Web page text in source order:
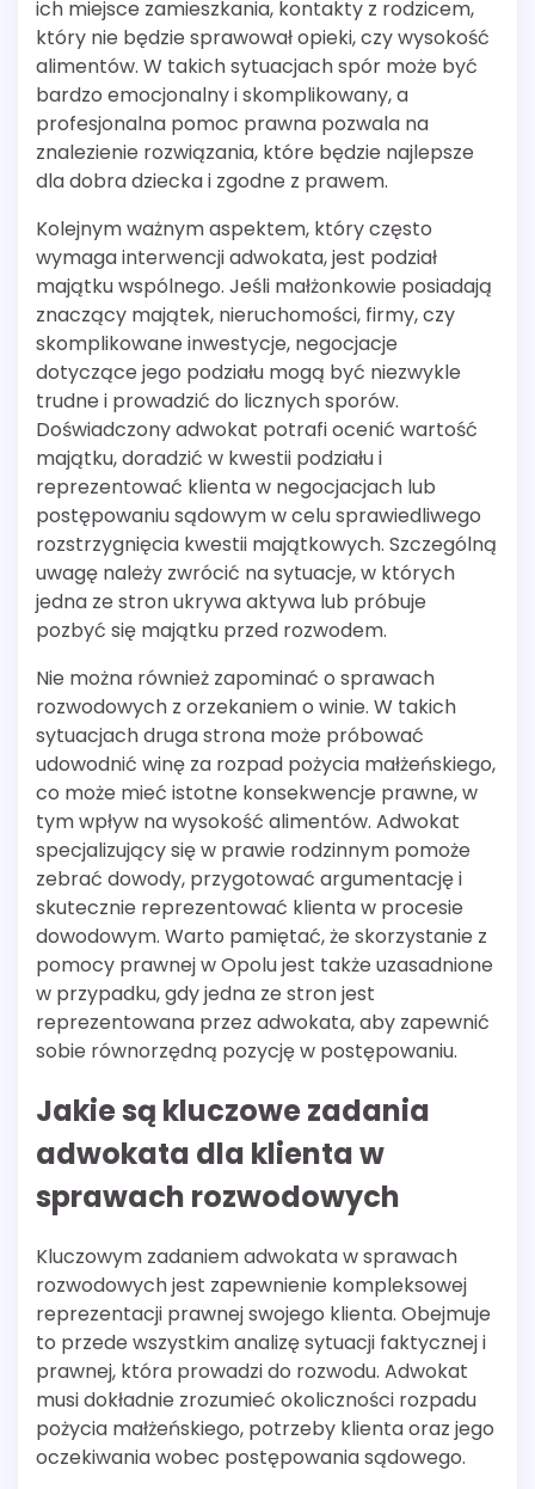
ich miejsce zamieszkania, kontakty z rodzicem,
który nie będzie sprawował opieki, czy wysokość
alimentów. W takich sytuacjach spór może być
bardzo emocjonalny i skomplikowany, a
profesjonalna pomoc prawna pozwala na
znalezienie rozwiązania, które będzie najlepsze
dla dobra dziecka i zgodne z prawem.
Kolejnym ważnym aspektem, który często
wymaga interwencji adwokata, jest podział
majątku wspólnego. Jeśli małżonkowie posiadają
znaczący majątek, nieruchomości, firmy, czy
skomplikowane inwestycje, negocjacje
dotyczące jego podziału mogą być niezwykle
trudne i prowadzić do licznych sporów.
Doświadczony adwokat potrafi ocenić wartość
majątku, doradzić w kwestii podziału i
reprezentować klienta w negocjacjach lub
postępowaniu sądowym w celu sprawiedliwego
rozstrzygnięcia kwestii majątkowych. Szczególną
uwagę należy zwrócić na sytuacje, w których
jedna ze stron ukrywa aktywa lub próbuje
pozbyć się majątku przed rozwodem.
Nie można również zapominać o sprawach
rozwodowych z orzekaniem o winie. W takich
sytuacjach druga strona może próbować
udowodnić winę za rozpad pożycia małżeńskiego,
co może mieć istotne konsekwencje prawne, w
tym wpływ na wysokość alimentów. Adwokat
specjalizujący się w prawie rodzinnym pomoże
zebrać dowody, przygotować argumentację i
skutecznie reprezentować klienta w procesie
dowodowym. Warto pamiętać, że skorzystanie z
pomocy prawnej w Opolu jest także uzasadnione
w przypadku, gdy jedna ze stron jest
reprezentowana przez adwokata, aby zapewnić
sobie równorzędną pozycję w postępowaniu.
Jakie są kluczowe zadania
adwokata dla klienta w
sprawach rozwodowych
Kluczowym zadaniem adwokata w sprawach
rozwodowych jest zapewnienie kompleksowej
reprezentacji prawnej swojego klienta. Obejmuje
to przede wszystkim analizę sytuacji faktycznej i
prawnej, która prowadzi do rozwodu. Adwokat
musi dokładnie zrozumieć okoliczności rozpadu
pożycia małżeńskiego, potrzeby klienta oraz jego
oczekiwania wobec postępowania sądowego.